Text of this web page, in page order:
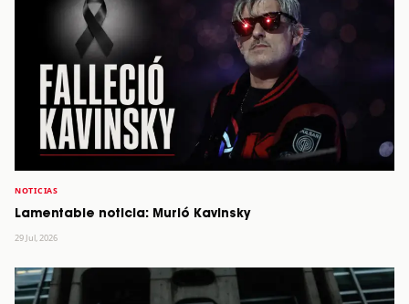
NOTICIAS
Lamentable noticia: Murió Kavinsky
29 Jul, 2026